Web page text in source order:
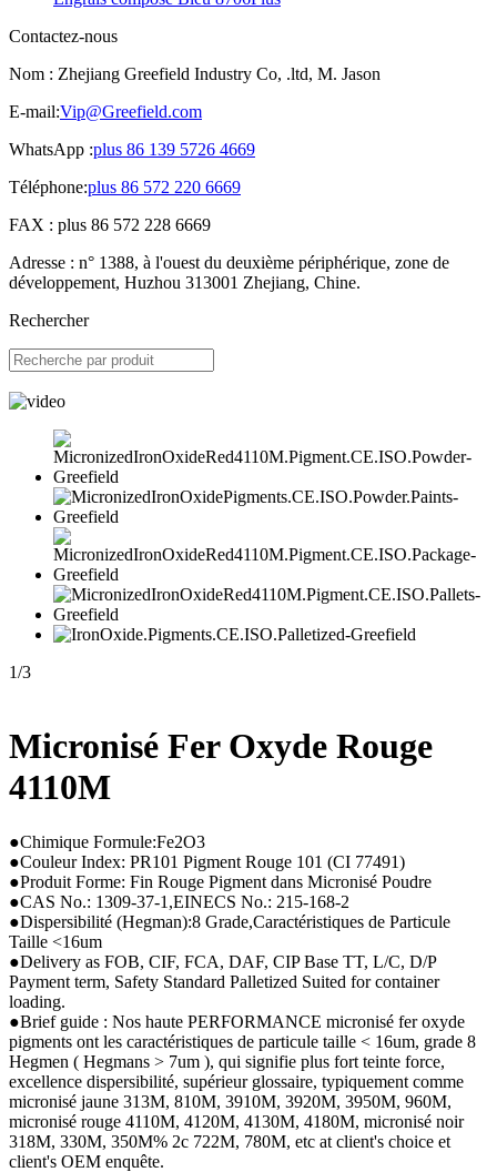
Contactez-nous
Nom : Zhejiang Greefield Industry Co, .ltd, M. Jason
E-mail:Vip@Greefield.com
WhatsApp :plus 86 139 5726 4669
Téléphone:plus 86 572 220 6669
FAX : plus 86 572 228 6669
Adresse : n° 1388, à l'ouest du deuxième périphérique, zone de
développement, Huzhou 313001 Zhejiang, Chine.
Rechercher
1/3
Micronisé Fer Oxyde Rouge
4110M
●Chimique Formule:Fe2O3
●Couleur Index: PR101 Pigment Rouge 101 (CI 77491)
●Produit Forme: Fin Rouge Pigment dans Micronisé Poudre
●CAS No.: 1309-37-1,EINECS No.: 215-168-2
●Dispersibilité (Hegman):8 Grade,Caractéristiques de Particule
Taille <16um
●Delivery as FOB, CIF, FCA, DAF, CIP Base TT, L/C, D/P
Payment term, Safety Standard Palletized Suited for container
loading.
●Brief guide : Nos haute PERFORMANCE micronisé fer oxyde
pigments ont les caractéristiques de particule taille < 16um, grade 8
Hegmen ( Hegmans > 7um ), qui signifie plus fort teinte force,
excellence dispersibilité, supérieur glossaire, typiquement comme
micronisé jaune 313M, 810M, 3910M, 3920M, 3950M, 960M,
micronisé rouge 4110M, 4120M, 4130M, 4180M, micronisé noir
318M, 330M, 350M% 2c 722M, 780M, etc at client's choice et
client's OEM enquête.